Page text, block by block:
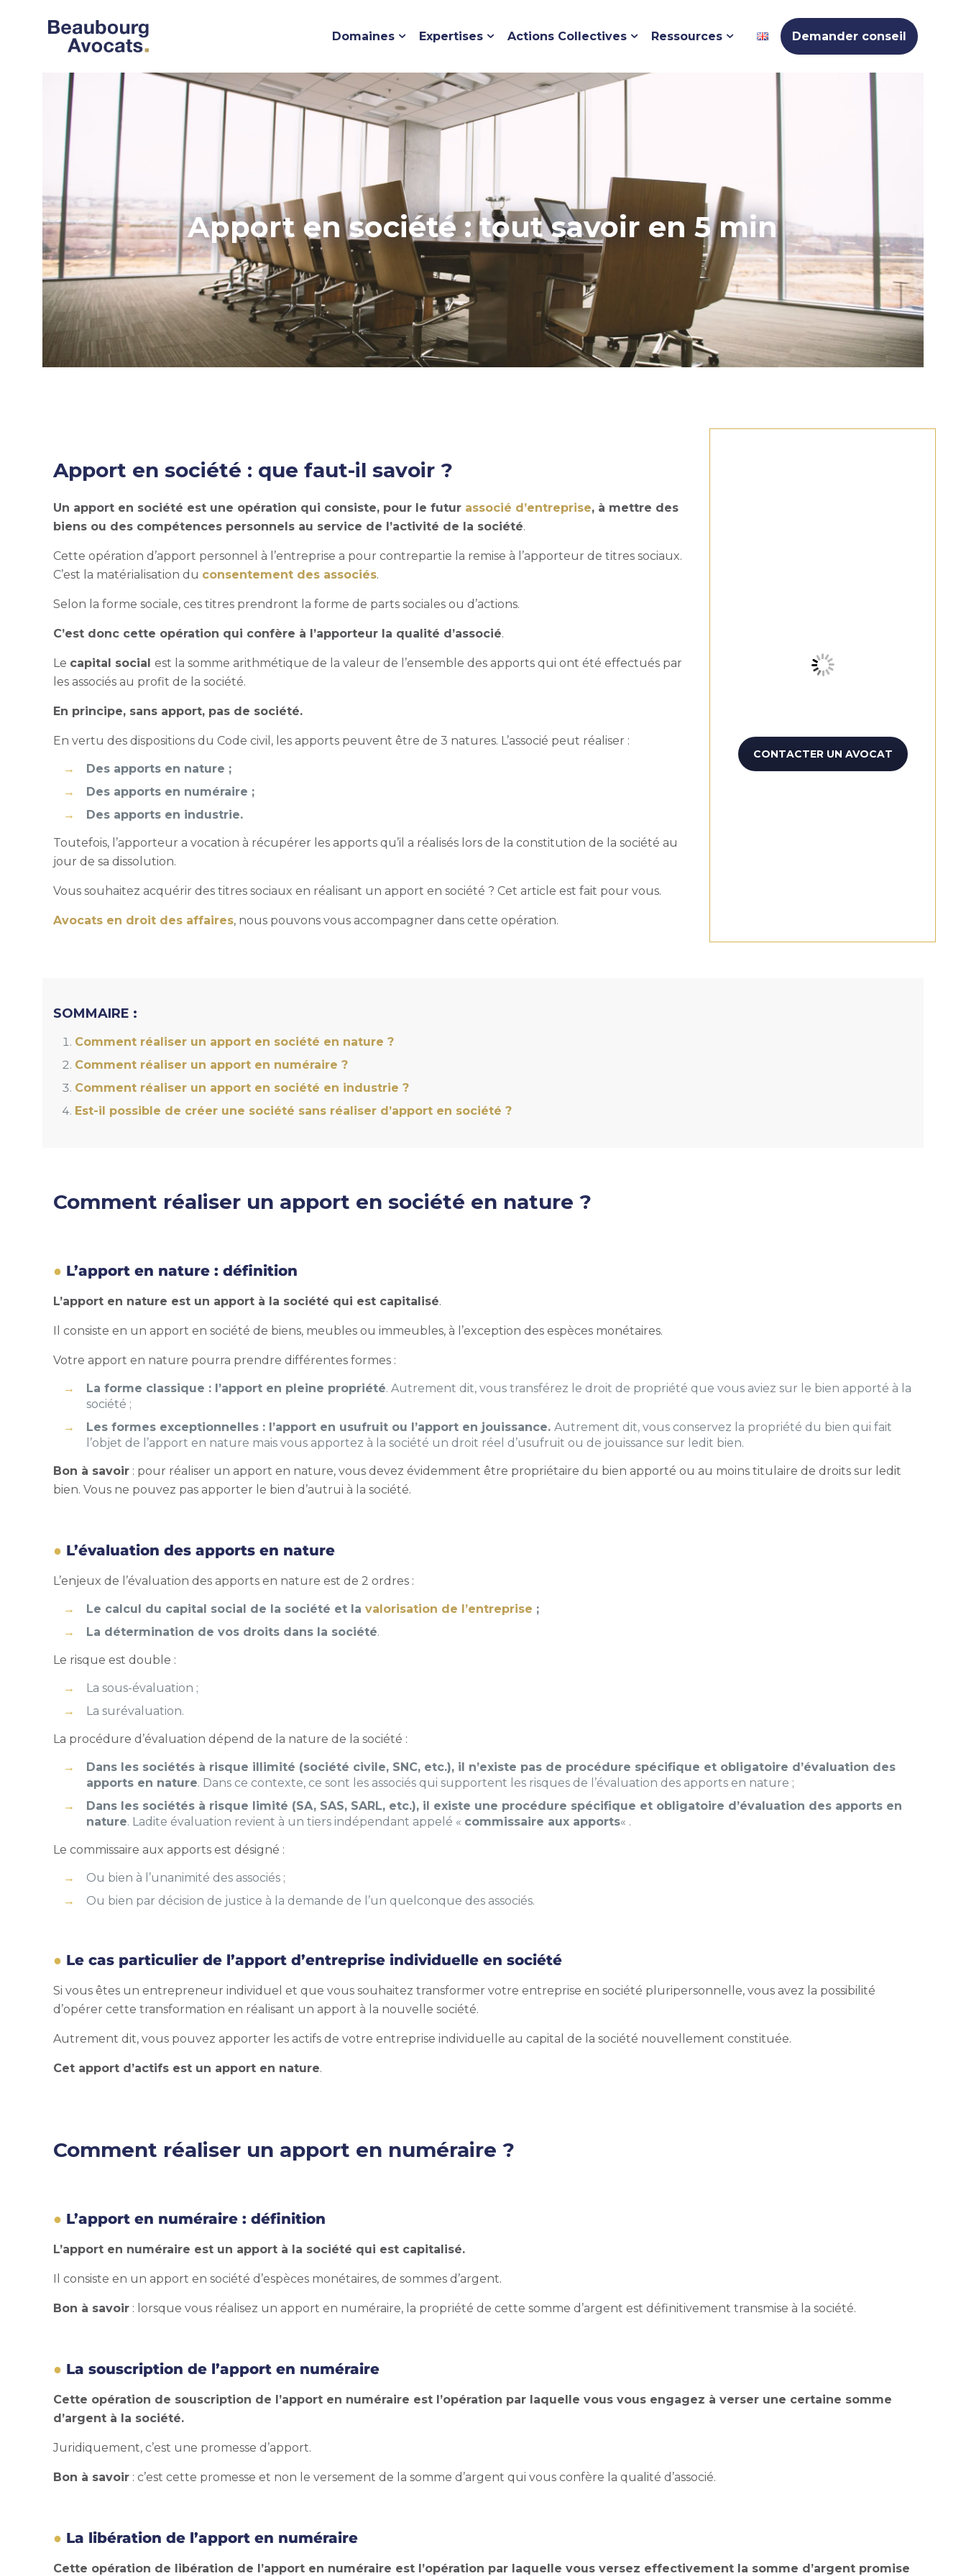
Domaines Expertises Actions Collectives Ressources Demander conseil
Apport en société : tout savoir en 5 min
Apport en société : que faut-il savoir ?
Un apport en société est une opération qui consiste, pour le futur associé d’entreprise, à mettre des
biens ou des compétences personnels au service de l’activité de la société.
Cette opération d’apport personnel à l’entreprise a pour contrepartie la remise à l’apporteur de titres sociaux.
C’est la matérialisation du consentement des associés.
Selon la forme sociale, ces titres prendront la forme de parts sociales ou d’actions.
C’est donc cette opération qui confère à l’apporteur la qualité d’associé.
Le capital socialest la somme arithmétique de la valeur de l’ensemble des apports qui ont été effectués par
les associés au profit de la société.
En principe, sans apport, pas de société.
En vertu des dispositions du Code civil, les apports peuvent être de 3 natures. L’associé peut réaliser :
Des apports en nature ;
Des apports en numéraire ;
Des apports en industrie.
Toutefois, l’apporteur a vocation à récupérer les apports qu’il a réalisés lors de la constitution de la société au
jour de sa dissolution.
Vous souhaitez acquérir des titres sociaux en réalisant unapport en société ? Cet article est fait pour vous.
Avocats en droit des affaires, nous pouvons vous accompagner dans cette opération.
CONTACTER UN AVOCAT
SOMMAIRE :
Comment réaliser un apport en société en nature ?
Comment réaliser un apport en numéraire ?
Comment réaliser un apport en société en industrie ?
Est-il possible de créer une société sans réaliser d’apport en société ?
Comment réaliser un apport en société en nature ?
L’apport en nature : définition
L’apport en nature est un apport à la société qui est capitalisé.
Il consiste en unapport en sociétéde biens, meubles ou immeubles, à l’exception des espèces monétaires.
Votre apport en nature pourra prendre différentes formes :
La forme classique : l’apport en pleine propriété. Autrement dit, vous transférez le droit de propriété que vous aviez sur le bien apporté à la
société ;
Les formes exceptionnelles : l’apport en usufruit ou l’apport en jouissance.Autrement dit, vous conservez la propriété du bien qui fait
l’objet de l’apport en nature mais vous apportez à la société un droit réel d’usufruit ou de jouissance sur ledit bien.
Bon à savoir : pour réaliser un apport en nature, vous devez évidemment être propriétaire du bien apporté ou au moins titulaire de droits sur ledit
bien. Vous ne pouvez pas apporter le bien d’autrui à la société.
L’évaluation des apports en nature
L’enjeux de l’évaluation des apports en nature est de 2 ordres :
Le calcul du capital social de la société et lavalorisation de l’entreprise ;
La détermination de vos droits dans la société.
Le risque est double :
La sous-évaluation ;
La surévaluation.
La procédure d’évaluation dépend de la nature de la société :
Dans les sociétés à risque illimité (société civile, SNC, etc.), il n’existe pas de procédure spécifique et obligatoire d’évaluation des
apports en nature. Dans ce contexte, ce sont les associés qui supportent les risques de l’évaluation des apports en nature ;
Dans les sociétés à risque limité (SA, SAS, SARL, etc.), il existe une procédure spécifique et obligatoire d’évaluation des apports en
nature. Ladite évaluation revient à un tiers indépendant appelé « commissaire aux apports« .
Le commissaire aux apports est désigné :
Ou bien à l’unanimité des associés ;
Ou bien par décision de justice à la demande de l’un quelconque des associés.
Le cas particulier de l’apport d’entreprise individuelle en société
Si vous êtes un entrepreneur individuel et que vous souhaitez transformer votre entreprise en société pluripersonnelle, vous avez la possibilité
d’opérer cette transformation en réalisant un apport à la nouvelle société.
Autrement dit, vous pouvez apporter les actifs de votre entreprise individuelle au capital de la société nouvellement constituée.
Cet apport d’actifs est un apport en nature.
Comment réaliser un apport en numéraire ?
L’apport en numéraire : définition
L’apport en numéraire est un apport à la société qui est capitalisé.
Il consiste en unapport en société d’espèces monétaires, de sommes d’argent.
Bon à savoir : lorsque vous réalisez un apport en numéraire, la propriété de cette somme d’argent est définitivement transmise à la société.
La souscription de l’apport en numéraire
Cette opération de souscription de l’apport en numéraire est l’opération par laquelle vous vous engagez à verser une certaine somme
d’argent à la société.
Juridiquement, c’est une promesse d’apport.
Bon à savoir : c’est cette promesse et non le versement de la somme d’argent qui vous confère la qualité d’associé.
La libération de l’apport en numéraire
Cette opération de libération de l’apport en numéraire est l’opération par laquelle vous versez effectivement la somme d’argent promise